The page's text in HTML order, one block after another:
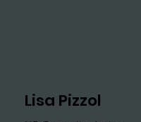
Lisa Pizzol